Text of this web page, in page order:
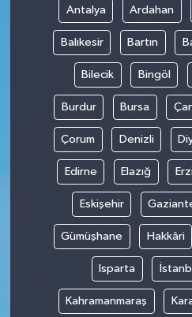
Antalya Ardahan
Balıkesir Bartın
Bilecik Bingöl
Burdur Bursa
Çorum Denizli
Edirne Elazığ
Eskişehir
Gümüşhane Hakkâri
Isparta
Kahramanmaraş